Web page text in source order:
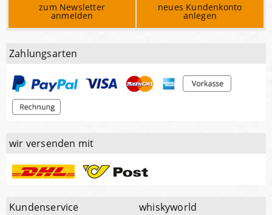
zum Newsletter
anmelden
neues Kundenkonto
anlegen
Zahlungsarten
wir versenden mit
Kundenservice whiskyworld